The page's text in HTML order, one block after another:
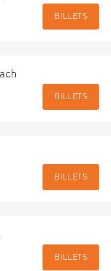
BILLETS
BILLETS
BILLETS
BILLETS